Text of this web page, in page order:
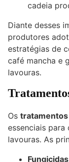
cadeia
Diante desses
produtores
estratégias de
café mancha e
lavouras.
Os
essenciais
lavouras. As